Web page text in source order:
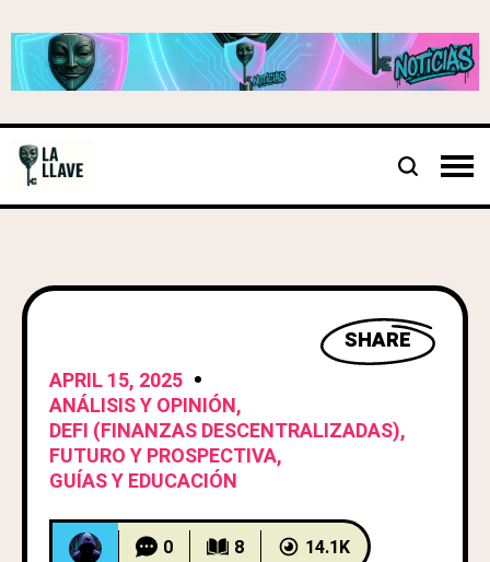
SHARE
APRIL 15, 2025
ANÁLISIS Y OPINIÓN,
DEFI (FINANZAS DESCENTRALIZADAS),
FUTURO Y PROSPECTIVA,
GUÍAS Y EDUCACIÓN
0 8 14.1K